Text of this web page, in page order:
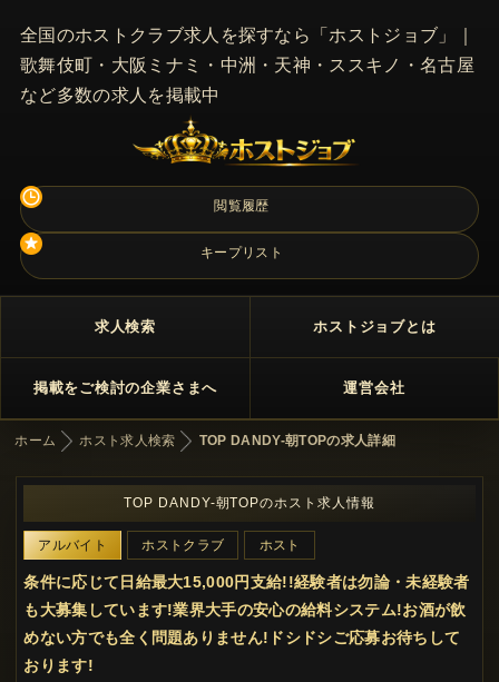
全国のホストクラブ求人を探すなら「ホストジョブ」｜
歌舞伎町・大阪ミナミ・中洲・天神・ススキノ・名古屋
など多数の求人を掲載中
閲覧履歴
キープリスト
求人検索 ホストジョブとは
掲載をご検討の企業さまへ 運営会社
ホーム ホスト求人検索 TOP DANDY-朝TOPの求人詳細
TOP DANDY-朝TOPのホスト求人情報
アルバイト ホストクラブ ホスト
条件に応じて日給最大15,000円支給!!経験者は勿論・未経験者
も大募集しています!業界大手の安心の給料システム!お酒が飲
めない方でも全く問題ありません!ドシドシご応募お待ちして
おります!